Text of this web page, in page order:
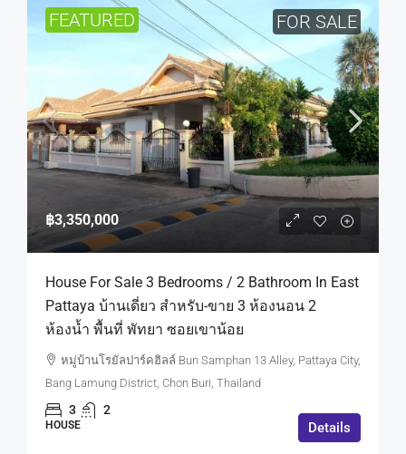
FEATURED FOR SALE
฿3,350,000
House For Sale 3 Bedrooms / 2 Bathroom In East
Pattaya บ้านเดี่ยว สำหรับ-ขาย 3 ห้องนอน 2
ห้องน้ำ พื้นที่ พัทยา ซอยเขาน้อย
หมู่บ้านโรยัลปาร์คฮิลล์ Bun Samphan 13 Alley, Pattaya City,
Bang Lamung District, Chon Buri, Thailand
3 2
HOUSE Details